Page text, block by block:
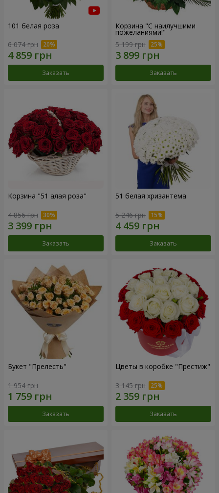
101 белая роза
6 074 грн
Заказать
Корзина "С наилучшими
пожеланиями!"
5 199 грн
Заказать
Корзина "51 алая роза"
4 856 грн
Заказать
51 белая хризантема
5 246 грн
Заказать
Букет "Прелесть"
1 954 грн
Заказать
Цветы в коробке "Престиж"
3 145 грн
Заказать